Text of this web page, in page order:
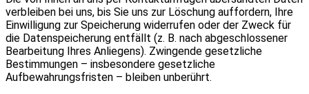
verbleiben bei uns, bis Sie uns zur Löschung auffordern, Ihre
Einwilligung zur Speicherung widerrufen oder der Zweck für
die Datenspeicherung entfällt (z. B. nach abgeschlossener
Bearbeitung Ihres Anliegens). Zwingende gesetzliche
Bestimmungen – insbesondere gesetzliche
Aufbewahrungsfristen – bleiben unberührt.